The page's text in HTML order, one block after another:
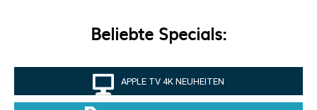
Beliebte Specials:
APPLE TV 4K NEUHEITEN